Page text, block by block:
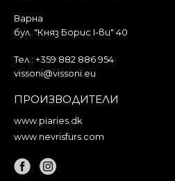
Варна
бул. "Княз Борис I-ви" 40
Тел.: +359 882 886 954
vissoni@vissoni.eu
ПРОИЗВОДИТЕЛИ
www.piaries.dk
www.nevrisfurs.com